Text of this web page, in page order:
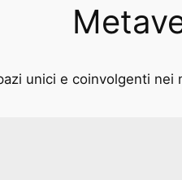
unici e coinvolgenti